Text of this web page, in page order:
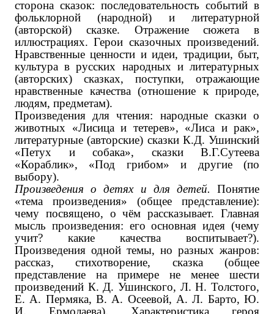
сторона сказок: последовательность событий в
фольклорной (народной) и литературной
(авторской) сказке. Отражение сюжета в
иллюстрациях. Герои сказочных произведений.
Нравственные ценности и идеи, традиции, быт,
культура в русских народных и литературных
(авторских) сказках, поступки, отражающие
нравственные качества (отношение к природе,
людям, предметам).
Произведения для чтения: народные сказки о
животных «Лисица и тетерев», «Лиса и рак»,
литературные (авторские) сказки К.Д. Ушинский
«Петух и собака», сказки В.Г.Сутеева
«Кораблик», «Под грибом» ‌и другие (по
выбору).‌
Произведения о детях и для детей. Понятие
«тема произведения» (общее представление):
чему посвящено, о чём рассказывает. Главная
мысль произведения: его основная идея (чему
учит? какие качества воспитывает?).
Произведения одной темы, но разных жанров:
рассказ, стихотворение, сказка (общее
представление на примере не менее шести
произведений К. Д. Ушинского, Л. Н. Толстого,
Е. А. Пермяка, В. А. Осеевой, А. Л. Барто, Ю.
И. Ермолаева). Характеристика героя